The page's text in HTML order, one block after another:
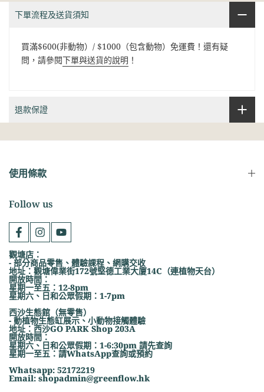
下單流程及送貨須知
買滿$600(非動物）/ $1000（包含動物）免運費！還有疑
問，請參閱下單與送貨的說明 ！
退款保證
使用條款
Follow us
觀塘店：
- 部分商品零售、體驗課程、網購交收
地址：觀塘偉業街172號堅德工業大廈14C（連植物天台）
開放時間：
星期一至五：12-8pm
星期六、日和公眾假期：1-7pm
西沙生態館（無零售）
- 動植物生態缸展示、小動物接觸體驗
地址：西沙GO PARK Shop 203A
開放時間：
星期六、日和公眾假期：1-6:30pm 請先查詢
星期一至五：請WhatsApp查詢或預約
Whatsapp: 52172219
Email: shopadmin@greenflow.hk